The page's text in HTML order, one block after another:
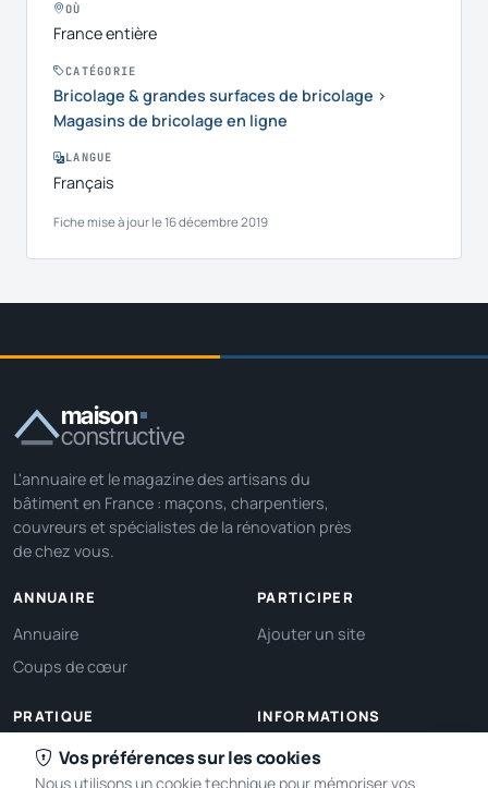
OÙ
France entière
CATÉGORIE
Bricolage & grandes surfaces de bricolage ›
Magasins de bricolage en ligne
LANGUE
Français
Fiche mise à jour le 16 décembre 2019
maison
constructive
L'annuaire et le magazine des artisans du
bâtiment en France : maçons, charpentiers,
couvreurs et spécialistes de la rénovation près
de chez vous.
ANNUAIRE
Annuaire
Coups de cœur
PARTICIPER
Ajouter un site
PRATIQUE
Ma localisation
INFORMATIONS
À propos
Vos préférences sur les cookies
Nous utilisons un cookie technique pour mémoriser vos